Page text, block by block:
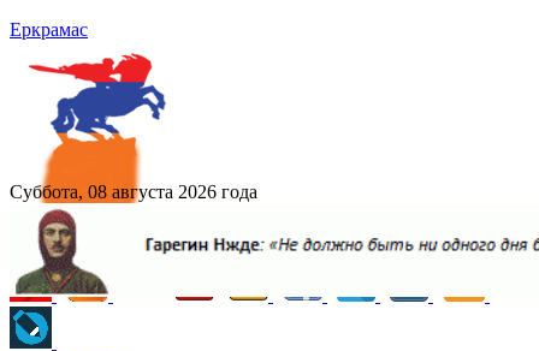
Еркрамас
Суббота, 08 августа 2026 года